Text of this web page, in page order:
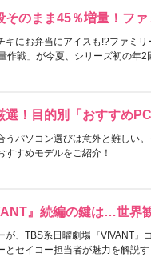
そのまま45％増量！フ
キにお弁当にアイスも!?ファミ
作戦」が今夏、シリーズ初の年2
選！目的別「おすすめ
うパソコン選びは意外と難しい
すすめモデルをご紹介！
』続編の鍵は…世界
が、TBS系日曜劇場『VIVANT』
とセイコー担当者が魅力を解説す